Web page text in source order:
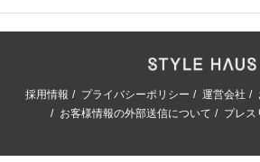
採用情報 プライバシーポリシー 運営会社
お客様情報の外部送信について
プレス